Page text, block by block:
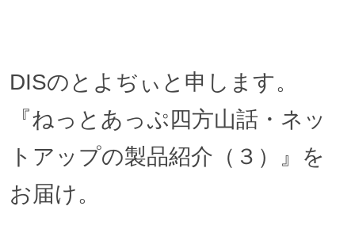
DISのとよぢぃと申します。
『ねっとあっぷ四方山話・ネッ
トアップの製品紹介（３）』を
お届け。